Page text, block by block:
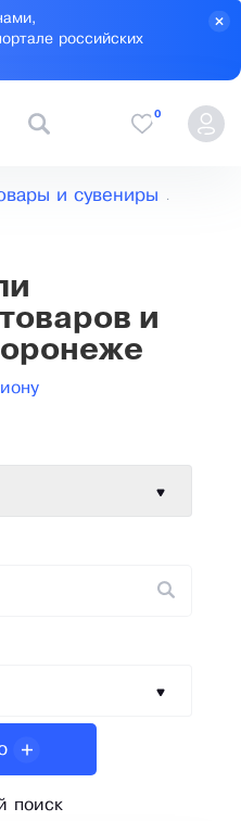
российских
0
и сувениры
и
поиск